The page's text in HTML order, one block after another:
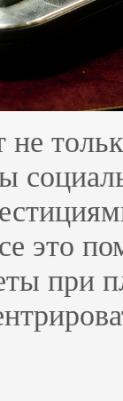
не
это
при